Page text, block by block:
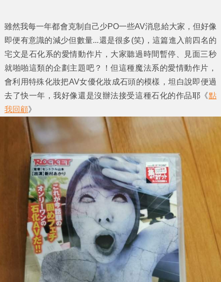
雖然我每一年都會克制自己少PO一些AV消息給大家，但好像
即便有意識的減少但數量...還是很多(笑)，這篇進入前四名的
宅文是石化系的愛情動作片，大家聽過時間暫停、見面三秒
就啪啪這類的企劃主題吧？！但這種魔法系的愛情動作片，
會利用特殊化妝把AV女優化妝成石頭的模樣，坦白說即便過
去了快一年，我好像還是沒辦法接受這種石化的作品耶《點
我回顧》